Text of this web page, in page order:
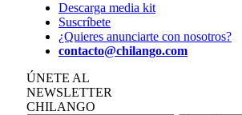
Descarga media kit
Suscríbete
¿Quieres anunciarte con nosotros?
contacto@chilango.com
ÚNETE AL
NEWSLETTER
CHILANGO